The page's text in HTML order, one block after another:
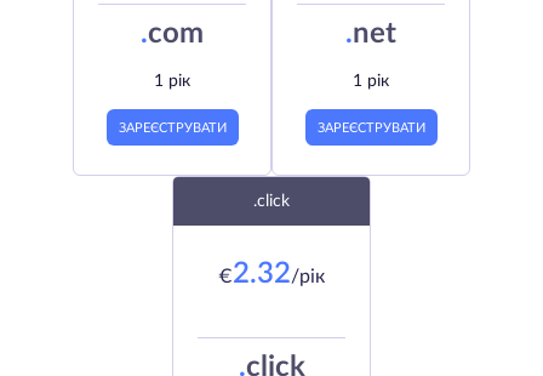
.com
1 рік
ЗАРЕЄСТРУВАТИ
.net
1 рік
ЗАРЕЄСТРУВАТИ
.click
€2.32/рік
.click